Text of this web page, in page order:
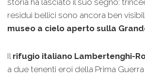
storia ha lasciato il suo segno:
residui bellici sono ancora ben
museo a cielo aperto sulla
Il rifugio italiano Lambertenghi-
a due tenenti eroi della Prima